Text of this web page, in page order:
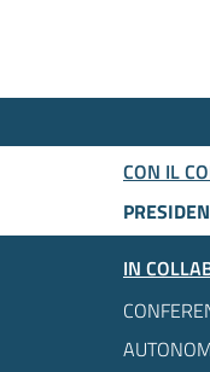
CON IL
IN